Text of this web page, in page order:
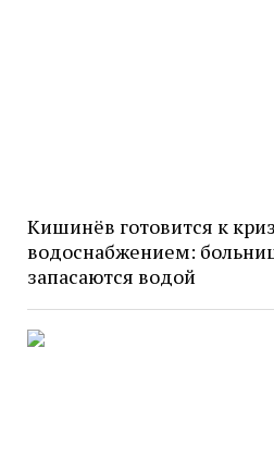
Кишинёв готовится к
водоснабжением:
запасаются водой